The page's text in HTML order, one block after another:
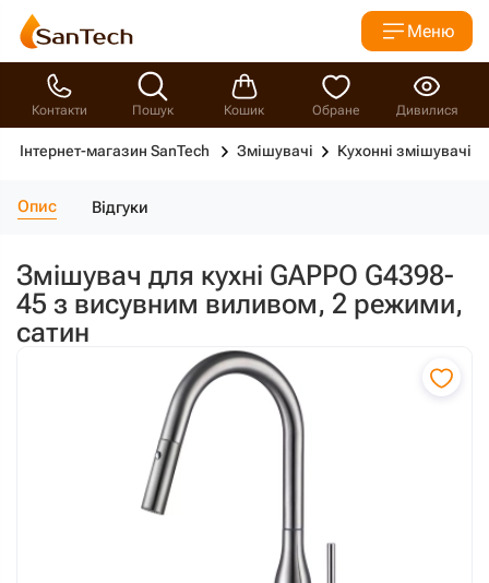
Меню
Контакти Пошук Кошик Обране Дивилися
Інтернет-магазин SanTech Змішувачі Кухонні змішувачі
Опис Відгуки
Змішувач для кухні GAPPO G4398-
45 з висувним виливом, 2 режими,
сатин